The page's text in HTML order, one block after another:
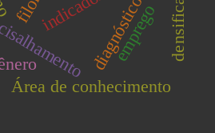
Área de conhecimento
diagnóstico
emprego